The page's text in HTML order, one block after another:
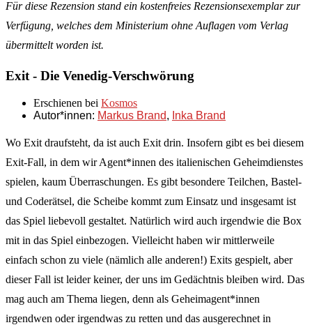
Für diese Rezension stand ein kostenfreies Rezensionsexemplar zur
Verfügung, welches dem Ministerium ohne Auflagen vom Verlag
übermittelt worden ist.
Exit - Die Venedig-Verschwörung
Erschienen bei Kosmos
Autor*innen: Markus Brand, Inka Brand
Wo Exit draufsteht, da ist auch Exit drin. Insofern gibt es bei diesem
Exit-Fall, in dem wir Agent*innen des italienischen Geheimdienstes
spielen, kaum Überraschungen. Es gibt besondere Teilchen, Bastel-
und Coderätsel, die Scheibe kommt zum Einsatz und insgesamt ist
das Spiel liebevoll gestaltet. Natürlich wird auch irgendwie die Box
mit in das Spiel einbezogen. Vielleicht haben wir mittlerweile
einfach schon zu viele (nämlich alle anderen!) Exits gespielt, aber
dieser Fall ist leider keiner, der uns im Gedächtnis bleiben wird. Das
mag auch am Thema liegen, denn als Geheimagent*innen
irgendwen oder irgendwas zu retten und das ausgerechnet in